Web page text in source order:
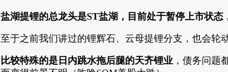
盐湖提锂的总龙头是ST盐湖，目前处于暂停上市状态
至于之前我们讲过的锂辉石、云母提锂分支，也会轮
比较特殊的是日内跳水拖后腿的天齐锂业 ，债务问题